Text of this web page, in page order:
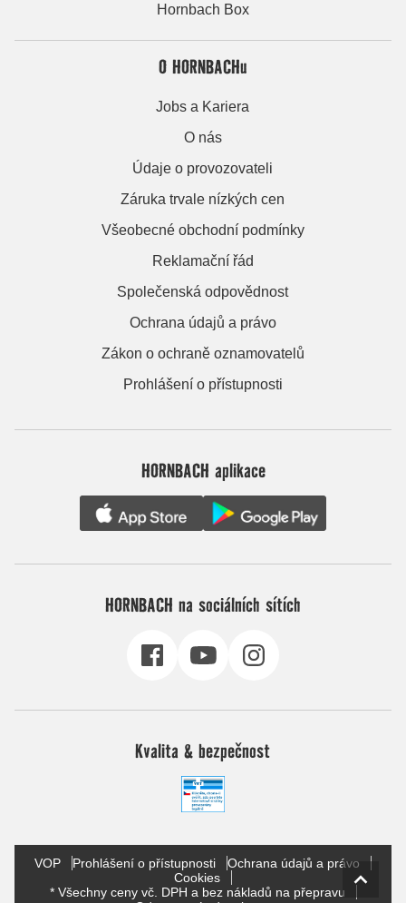
Hornbach Box
O HORNBACHu
Jobs a Kariera
O nás
Údaje o provozovateli
Záruka trvale nízkých cen
Všeobecné obchodní podmínky
Reklamační řád
Společenská odpovědnost
Ochrana údajů a právo
Zákon o ochraně oznamovatelů
Prohlášení o přístupnosti
HORNBACH aplikace
HORNBACH na sociálních sítích
Kvalita & bezpečnost
VOP Prohlášení o přístupnosti
Ochrana údajů a právo
Cookies
* Všechny ceny vč. DPH a bez nákladů na přepravu